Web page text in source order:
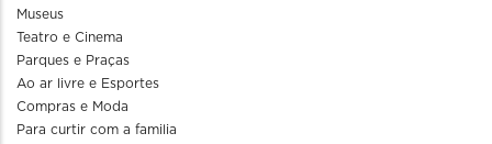
Museus
Teatro e Cinema
Parques e Praças
Ao ar livre e Esportes
Compras e Moda
Para curtir com a familia